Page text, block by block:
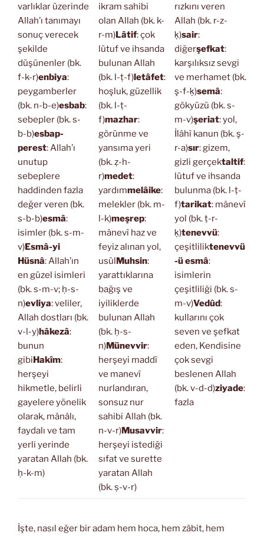
varlıklar üzerinde
Allah’ı tanımayı
sonuç verecek
şekilde
düşünenler (bk.
f-k-r)enbiya:
peygamberler
(bk. n-b-e)esbab:
sebepler (bk. s-
b-b)esbap-
perest: Allah’ı
unutup
sebeplere
haddinden fazla
değer veren (bk.
s-b-b)esmâ:
isimler (bk. s-m-
v)Esmâ-yi
Hüsnâ: Allah’ın
en güzel isimleri
(bk. s-m-v; ḥ-s-
n)evliya: veliler,
Allah dostları (bk.
v-l-y)hâkezâ:
bunun
gibiHakîm:
herşeyi
hikmetle, belirli
gayelere yönelik
olarak, mânâlı,
faydalı ve tam
yerli yerinde
yaratan Allah (bk.
ḥ-k-m)
ikram sahibi
olan Allah (bk. k-
r-m)Lâtif: çok
lütuf ve ihsanda
bulunan Allah
(bk. l-ṭ-f)letâfet:
hoşluk, güzellik
(bk. l-ṭ-
f)mazhar:
görünme ve
yansıma yeri
(bk. ẓ-h-
r)medet:
yardımmelâike:
melekler (bk. m-
l-k)meşrep:
mânevî haz ve
feyiz alınan yol,
usülMuhsin:
yarattıklarına
bağış ve
iyiliklerde
bulunan Allah
(bk. ḥ-s-
n)Münevvir:
herşeyi maddî
ve manevî
nurlandıran,
sonsuz nur
sahibi Allah (bk.
n-v-r)Musavvir:
herşeyi istediği
sıfat ve surette
yaratan Allah
(bk. ṣ-v-r)
rızkını veren
Allah (bk. r-z-
ḳ)sair:
diğerşefkat:
karşılıksız sevgi
ve merhamet (bk.
ş-f-ḳ)semâ:
gökyüzü (bk. s-
m-v)şeriat: yol,
İlâhî kanun (bk. ş-
r-a)sır: gizem,
gizli gerçektaltif:
lütuf ve ihsanda
bulunma (bk. l-ṭ-
f)tarikat: mânevî
yol (bk. ṭ-r-
ḳ)tenevvü:
çeşitliliktenevvü
-ü esmâ:
isimlerin
çeşitliliği (bk. s-
m-v)Vedûd:
kullarını çok
seven ve şefkat
eden, Kendisine
çok sevgi
beslenen Allah
(bk. v-d-d)ziyade:
fazla
İşte, nasıl eğer bir adam hem hoca, hem zâbit, hem